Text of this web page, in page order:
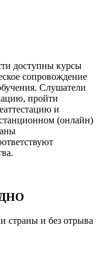
доступны курсы
сопровождение
Слушатели
пройти
и
(онлайн)
страны и без отрыва